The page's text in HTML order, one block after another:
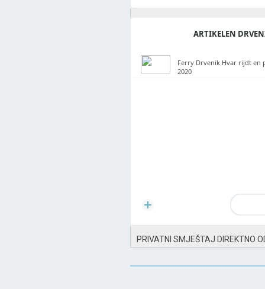
ARTIKELEN
Ferry Drvenik Hvar rijdt en
2020
PRIVATNI SMJEŠTAJ DIREKTNO